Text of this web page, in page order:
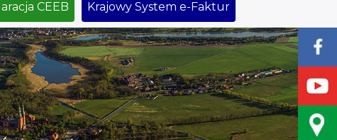
CEEB Krajowy System e-Faktur